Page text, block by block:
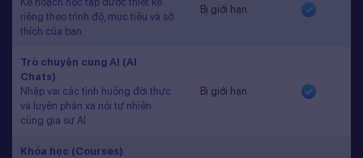
riêng theo trình độ, mục tiêu và sở
thích của bạn.
Bị giới hạn
Trò chuyện cùng AI (AI
Chats)
Nhập vai các tình huống đời thực
và luyện phản xạ nói tự nhiên
cùng gia sư AI.
Bị giới hạn
Khóa học (Courses)